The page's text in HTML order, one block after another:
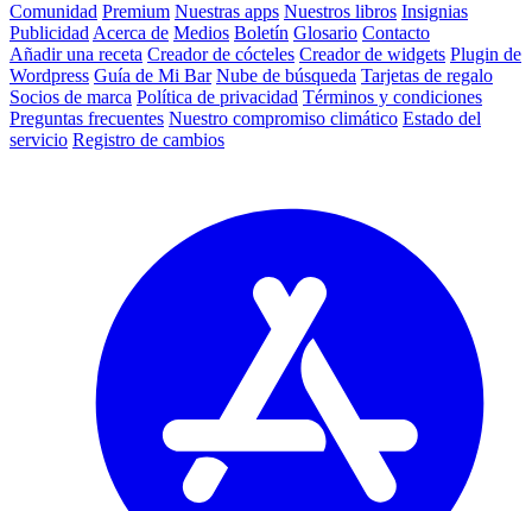
Comunidad Premium Nuestras apps Nuestros libros Insignias
Publicidad Acerca de Medios Boletín Glosario Contacto
Añadir una receta Creador de cócteles Creador de widgets Plugin de
Wordpress Guía de Mi Bar Nube de búsqueda Tarjetas de regalo
Socios de marca Política de privacidad Términos y condiciones
Preguntas frecuentes Nuestro compromiso climático Estado del
servicio Registro de cambios